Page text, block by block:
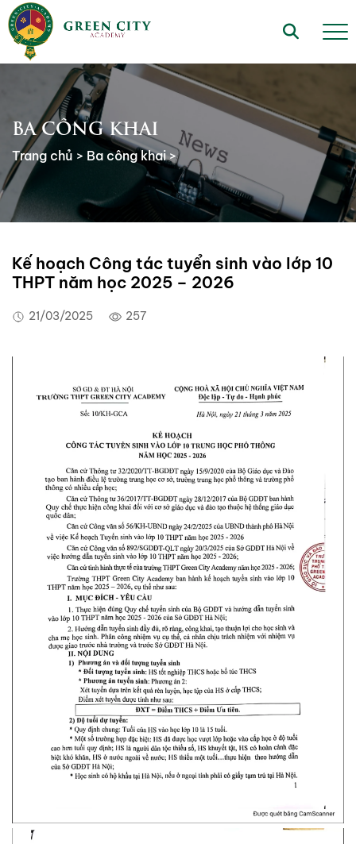
BA CÔNG KHAI
Trang chủ > Ba công khai>
Kế hoạch Công tác tuyển sinh vào lớp 10
THPT năm học 2025 – 2026
21/03/2025 257